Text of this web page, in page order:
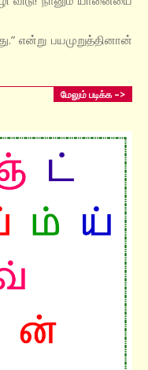
என்று பயமுறுத்தினான்
மேலும் படிக்க –>